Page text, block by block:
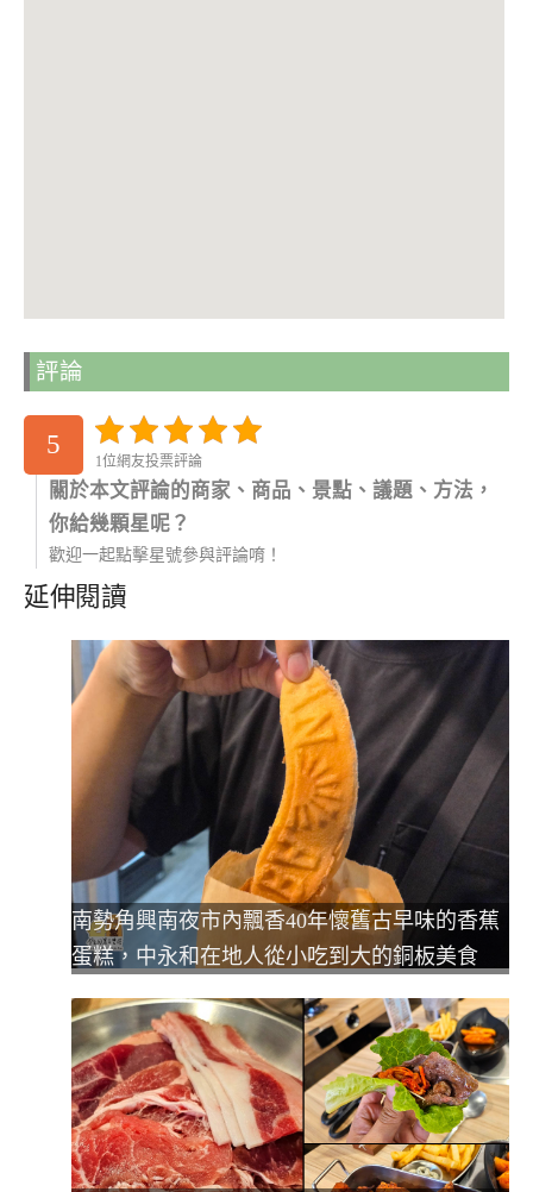
評論
5
1位網友投票評論
關於本文評論的商家、商品、景點、議題、方法，
你給幾顆星呢？
歡迎一起點擊星號參與評論唷！
延伸閱讀
南勢角興南夜市內飄香40年懷舊古早味的香蕉
蛋糕，中永和在地人從小吃到大的銅板美食